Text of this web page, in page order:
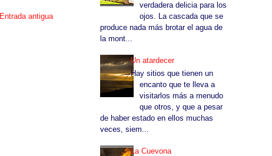
Entrada antigua
verdadera delicia para los
ojos. La cascada que se
produce nada más brotar el agua de
la mont...
Un atardecer
Hay sitios que tienen un
encanto que te lleva a
visitarlos más a menudo
que otros, y que a pesar
de haber estado en ellos muchas
veces, siem...
La Cuevona